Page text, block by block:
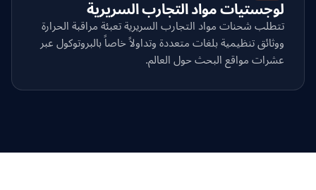
لوجستيات مواد التجارب السريرية
تتطلب شحنات مواد التجارب السريرية تعبئة مراقبة الحرارة
ووثائق تنظيمية بلغات متعددة وتداولاً خاصاً بالبروتوكول عبر
عشرات مواقع البحث حول العالم.